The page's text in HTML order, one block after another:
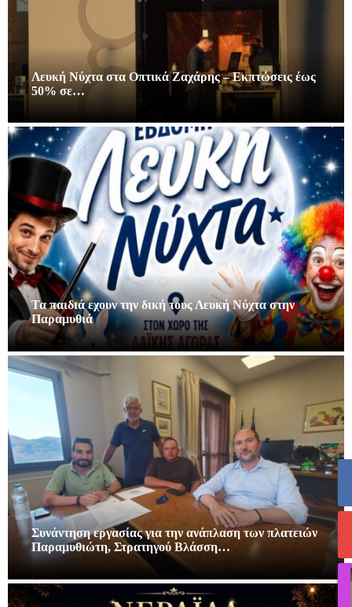
Λευκή Νύχτα στα Οπτικά Ζαχάρης – Εκπτώσεις έως
50% σε…
Τα παιδιά εχουν την δική τους Λευκή Νύχτα στην
Παραμυθιά
Συνάντηση εργασίας για την ανάπλαση των πλατειών
Παραμυθιώτη, Στρατηγού Βλάσση…